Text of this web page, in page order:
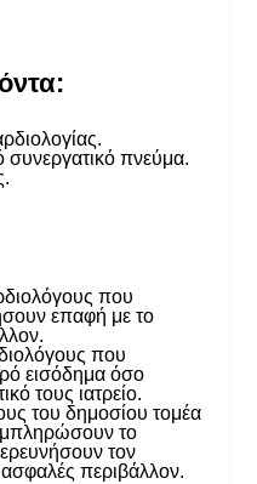
συνεργατικό πνεύμα.
που
επαφή με το
που
εισόδημα όσο
τους ιατρείο.
του δημοσίου τομέα
το
τον
ασφαλές περιβάλλον.